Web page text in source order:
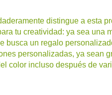
distingue a esta
tu creatividad: ya sea una
busca un regalo
personalizadas, ya sean
color incluso después de